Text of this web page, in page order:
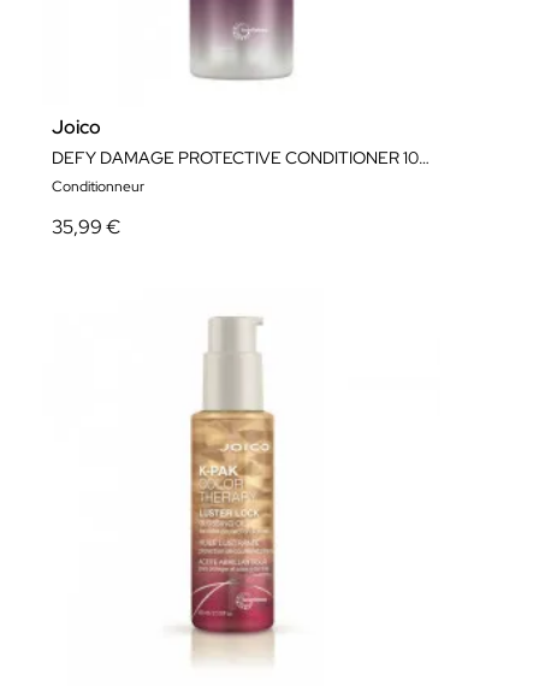
Joico
DEFY DAMAGE PROTECTIVE CONDITIONER 1000ML
Conditionneur
35,99 €